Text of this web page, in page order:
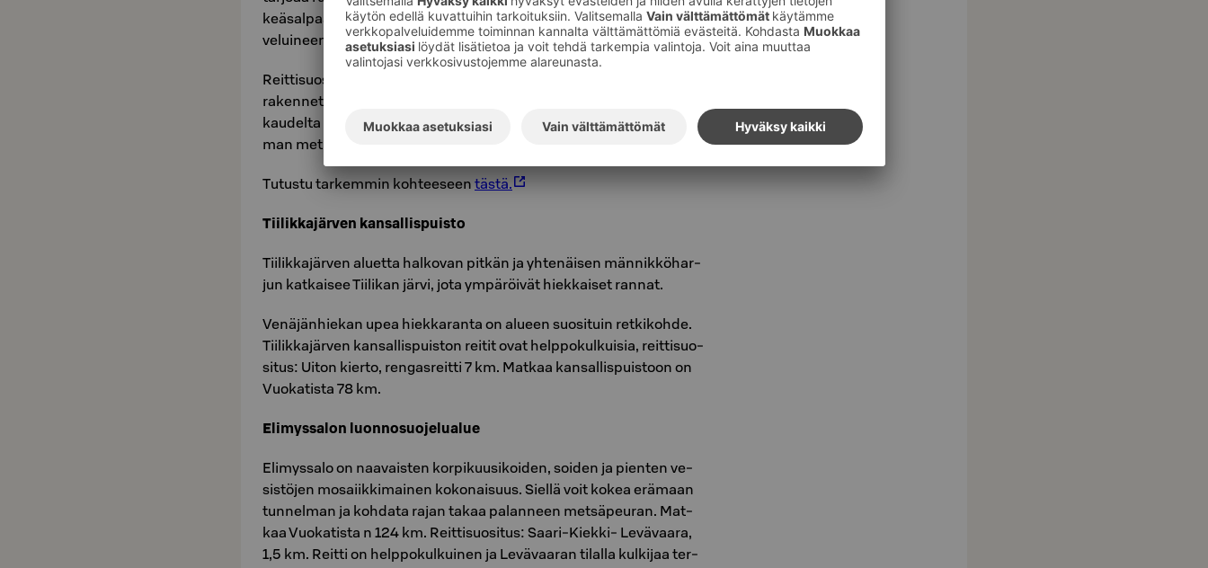
keä­sal­paa­via mai­se­mia. Alu­eel­la on myös es­teet­tö­miä reit­te­jä pal­
ve­lui­neen.
Reit­ti­suo­si­tus: Vä­ri­kal­lion Kaar­ros, ren­gas­reit­ti 8 km. Veden pääl­le
ra­ken­net­tu kat­se­lu­la­va mah­dol­lis­taa Vä­ri­kal­lion his­to­rial­lis­ten, ki­vi­
kau­del­ta pe­räi­sin ole­vien kal­lio­maa­laus­ten tar­kas­te­lun vain muu­ta­
man met­rin pääs­tä. Reit­ti on kes­ki­vaa­ti­va - vaa­ti­va. .
Tu­tus­tu tar­kem­min koh­tee­seen tästä.
Tii­lik­ka­järven kan­sal­lis­puis­to
Tii­lik­ka­jär­ven aluet­ta hal­ko­van pit­kän ja yh­te­näi­sen män­nik­kö­har­
jun kat­kai­see Tii­li­kan järvi, jota ym­pä­röi­vät hiek­kai­set ran­nat.
Ve­nä­jän­hie­kan upea hiek­ka­ran­ta on alu­een suo­si­tuin ret­ki­koh­de.
Tii­lik­ka­jär­ven kan­sal­lis­puis­ton rei­tit ovat help­po­kul­kui­sia, reit­ti­suo­
si­tus: Uiton kier­to, ren­gas­reit­ti 7 km. Mat­kaa kan­sal­lis­puis­toon on
Vuo­ka­tis­ta 78 km.
Eli­mys­sa­lon luon­no­suo­je­lua­lue
Eli­mys­sa­lo on naa­vais­ten kor­pi­kuusi­koi­den, soi­den ja pien­ten ve­
sis­tö­jen mo­saiik­ki­mai­nen ko­ko­nai­suus. Siel­lä voit kokea erä­maan
tun­nel­man ja koh­da­ta rajan takaa pa­lan­neen met­sä­peu­ran. Mat­
kaa Vuo­ka­tis­ta n 124 km. Reit­ti­suo­si­tus: Saari-Kiek­ki- Le­vä­vaa­ra,
1,5 km. Reit­ti on help­po­kul­kui­nen ja Le­vä­vaa­ran ti­lal­la kul­ki­jaa ter­